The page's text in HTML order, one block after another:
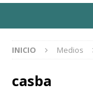
INICIO Medios
casba